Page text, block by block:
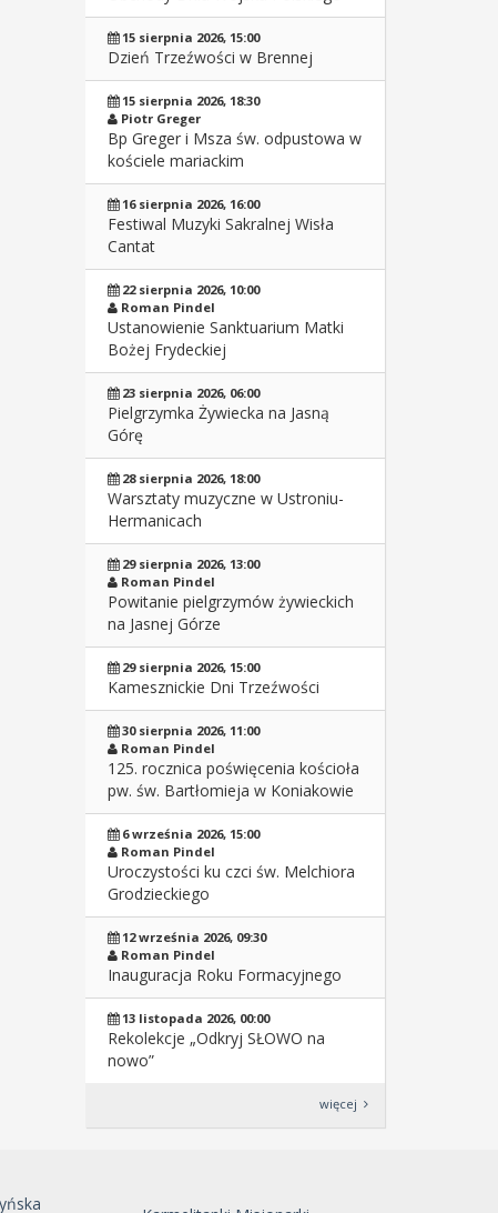
15 sierpnia 2026, 15:00
Dzień Trzeźwości w Brennej
15 sierpnia 2026, 18:30
Piotr Greger
Bp Greger i Msza św. odpustowa w
kościele mariackim
16 sierpnia 2026, 16:00
Festiwal Muzyki Sakralnej Wisła
Cantat
22 sierpnia 2026, 10:00
Roman Pindel
Ustanowienie Sanktuarium Matki
Bożej Frydeckiej
23 sierpnia 2026, 06:00
Pielgrzymka Żywiecka na Jasną
Górę
28 sierpnia 2026, 18:00
Warsztaty muzyczne w Ustroniu-
Hermanicach
29 sierpnia 2026, 13:00
Roman Pindel
Powitanie pielgrzymów żywieckich
na Jasnej Górze
29 sierpnia 2026, 15:00
Kamesznickie Dni Trzeźwości
30 sierpnia 2026, 11:00
Roman Pindel
125. rocznica poświęcenia kościoła
pw. św. Bartłomieja w Koniakowie
6 września 2026, 15:00
Roman Pindel
Uroczystości ku czci św. Melchiora
Grodzieckiego
12 września 2026, 09:30
Roman Pindel
Inauguracja Roku Formacyjnego
13 listopada 2026, 00:00
Rekolekcje „Odkryj SŁOWO na
nowo”
więcej